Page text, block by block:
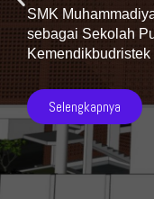
SMK
sebagai Sekolah
Selengkapnya